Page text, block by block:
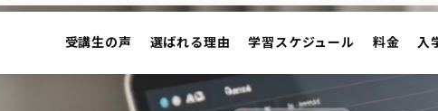
受講生の声 選ばれる理由 学習スケジュール 料金 入